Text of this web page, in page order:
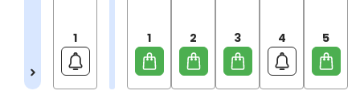
1 1 2 3 4 5